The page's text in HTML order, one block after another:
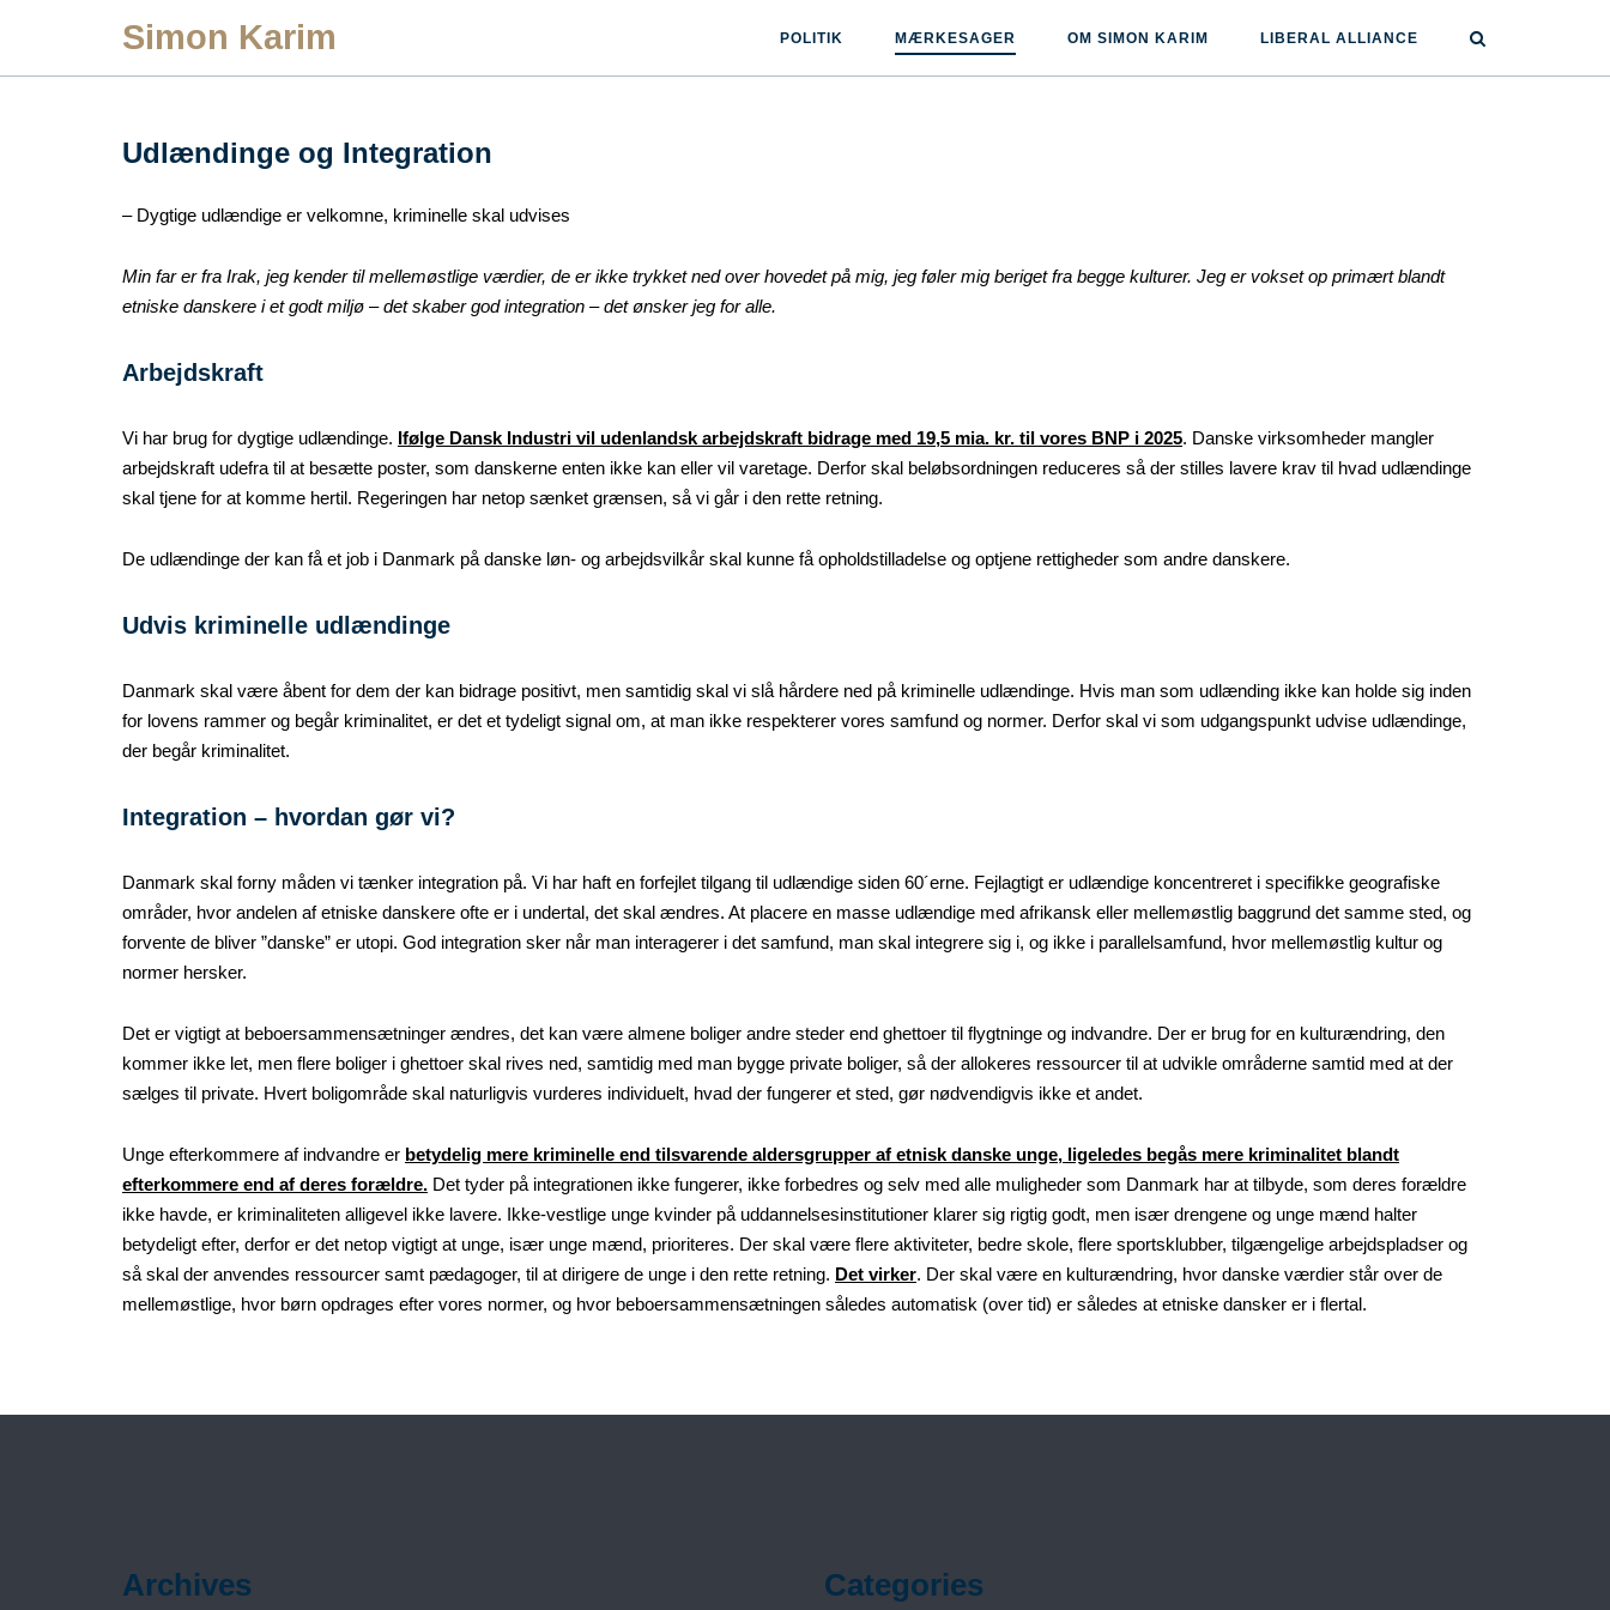
content
Simon Karim POLITIK MÆRKESAGER OM SIMON KARIM LIBERAL ALLIANCE
Udlændinge og Integration
– Dygtige udlændige er velkomne, kriminelle skal udvises
Min far er fra Irak, jeg kender til mellemøstlige værdier, de er ikke trykket ned over hovedet på mig, jeg føler mig beriget fra begge kulturer. Jeg er vokset op primært blandt
etniske danskere i et godt miljø – det skaber god integration – det ønsker jeg for alle.
Arbejdskraft
Vi har brug for dygtige udlændinge. Ifølge Dansk Industri vil udenlandsk arbejdskraft bidrage med 19,5 mia. kr. til vores BNP i 2025. Danske virksomheder mangler
arbejdskraft udefra til at besætte poster, som danskerne enten ikke kan eller vil varetage. Derfor skal beløbsordningen reduceres så der stilles lavere krav til hvad udlændinge
skal tjene for at komme hertil. Regeringen har netop sænket grænsen, så vi går i den rette retning.
De udlændinge der kan få et job i Danmark på danske løn- og arbejdsvilkår skal kunne få opholdstilladelse og optjene rettigheder som andre danskere.
Udvis kriminelle udlændinge
Danmark skal være åbent for dem der kan bidrage positivt, men samtidig skal vi slå hårdere ned på kriminelle udlændinge. Hvis man som udlænding ikke kan holde sig inden
for lovens rammer og begår kriminalitet, er det et tydeligt signal om, at man ikke respekterer vores samfund og normer. Derfor skal vi som udgangspunkt udvise udlændinge,
der begår kriminalitet.
Integration – hvordan gør vi?
Danmark skal forny måden vi tænker integration på. Vi har haft en forfejlet tilgang til udlændige siden 60´erne. Fejlagtigt er udlændige koncentreret i specifikke geografiske
områder, hvor andelen af etniske danskere ofte er i undertal, det skal ændres. At placere en masse udlændige med afrikansk eller mellemøstlig baggrund det samme sted, og
forvente de bliver ”danske” er utopi. God integration sker når man interagerer i det samfund, man skal integrere sig i, og ikke i parallelsamfund, hvor mellemøstlig kultur og
normer hersker.
Det er vigtigt at beboersammensætninger ændres, det kan være almene boliger andre steder end ghettoer til flygtninge og indvandre. Der er brug for en kulturændring, den
kommer ikke let, men flere boliger i ghettoer skal rives ned, samtidig med man bygge private boliger, så der allokeres ressourcer til at udvikle områderne samtid med at der
sælges til private. Hvert boligområde skal naturligvis vurderes individuelt, hvad der fungerer et sted, gør nødvendigvis ikke et andet.
Unge efterkommere af indvandre er betydelig mere kriminelle end tilsvarende aldersgrupper af etnisk danske unge, ligeledes begås mere kriminalitet blandt
efterkommere end af deres forældre. Det tyder på integrationen ikke fungerer, ikke forbedres og selv med alle muligheder som Danmark har at tilbyde, som deres forældre
ikke havde, er kriminaliteten alligevel ikke lavere. Ikke-vestlige unge kvinder på uddannelsesinstitutioner klarer sig rigtig godt, men især drengene og unge mænd halter
betydeligt efter, derfor er det netop vigtigt at unge, især unge mænd, prioriteres. Der skal være flere aktiviteter, bedre skole, flere sportsklubber, tilgængelige arbejdspladser og
så skal der anvendes ressourcer samt pædagoger, til at dirigere de unge i den rette retning. Det virker. Der skal være en kulturændring, hvor danske værdier står over de
mellemøstlige, hvor børn opdrages efter vores normer, og hvor beboersammensætningen således automatisk (over tid) er således at etniske dansker er i flertal.
Archives Categories